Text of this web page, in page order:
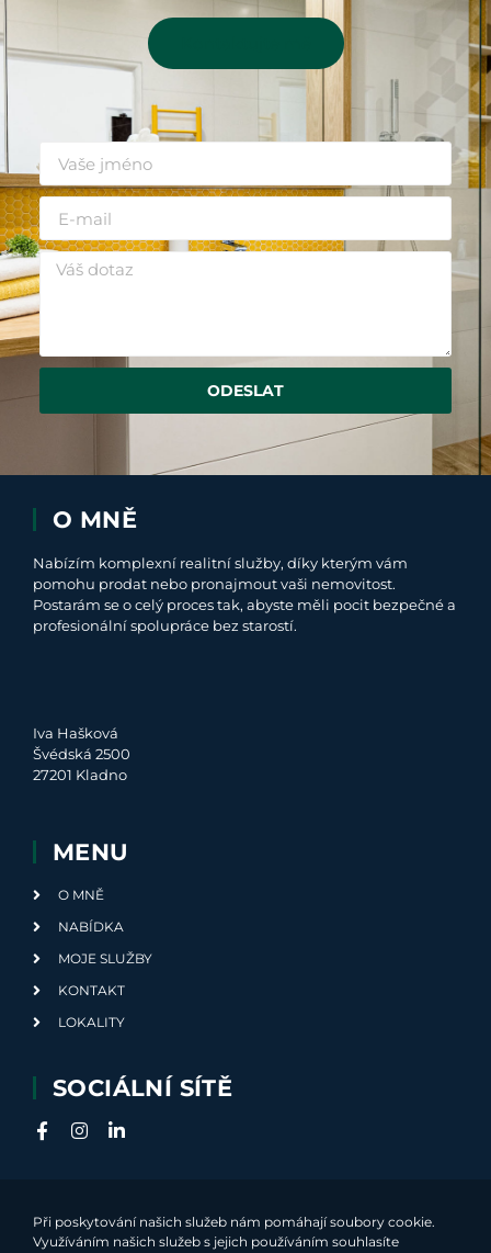
ODESLAT
O MNĚ
Nabízím komplexní realitní služby, díky kterým vám
pomohu prodat nebo pronajmout vaši nemovitost.
Postarám se o celý proces tak, abyste měli pocit bezpečné a
profesionální spolupráce bez starostí.
Iva Hašková
Švédská 2500
27201 Kladno
MENU
O MNĚ
NABÍDKA
MOJE SLUŽBY
KONTAKT
LOKALITY
SOCIÁLNÍ SÍTĚ
Při poskytování našich služeb nám pomáhají soubory cookie.
Využíváním našich služeb s jejich používáním souhlasíte